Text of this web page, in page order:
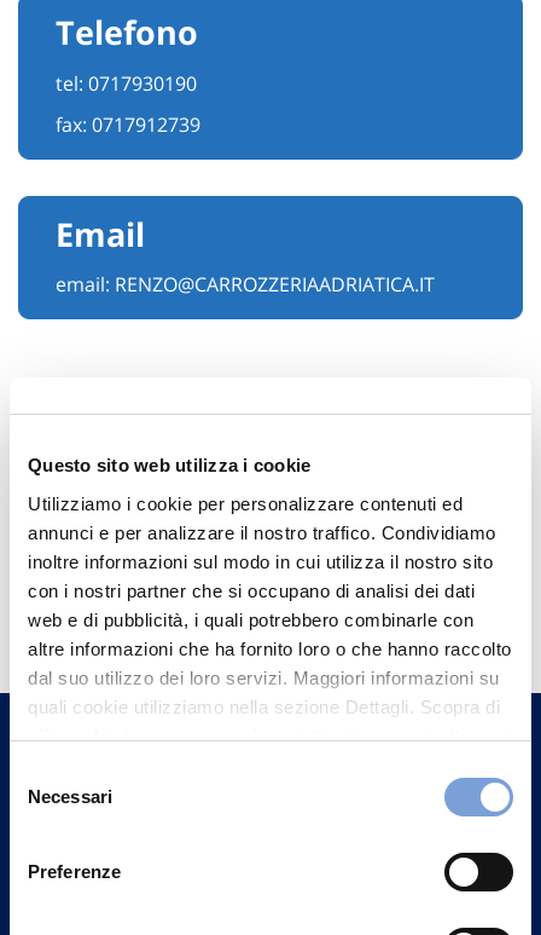
Questo sito web utilizza i cookie
Utilizziamo i cookie per personalizzare contenuti ed
annunci e per analizzare il nostro traffico. Condividiamo
inoltre informazioni sul modo in cui utilizza il nostro sito
con i nostri partner che si occupano di analisi dei dati
web e di pubblicità, i quali potrebbero combinarle con
altre informazioni che ha fornito loro o che hanno raccolto
dal suo utilizzo dei loro servizi. Maggiori informazioni su
quali cookie utilizziamo nella sezione Dettagli. Scopra di
più su chi siamo, come può contattarci e come trattiamo i
può trovare nel footer del sito nella sezione "Informativa
delNecessari
Preferenze
Telefono
tel: 0717930190
fax: 0717912739
Email
email: RENZO@CARROZZERIAADRIATICA.IT
Hai bisogno di
informazioni?
Trova l'Agenzia più vicina a te e parla con
un nostro Agente.